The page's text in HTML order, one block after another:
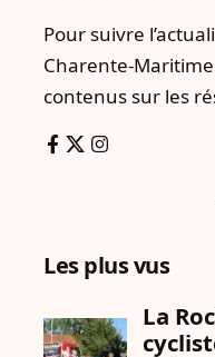
Pour suivre
Charente-
contenus sur les
Les plus vus